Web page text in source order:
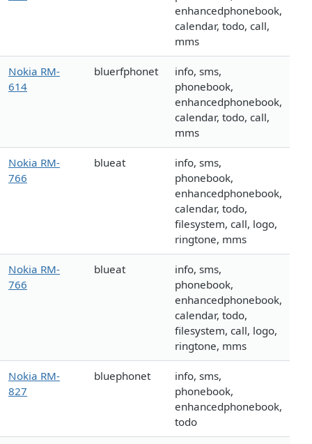
enhancedphonebook,
calendar, todo, call,
mms
Nokia RM-
614
bluerfphonet
info, sms,
phonebook,
enhancedphonebook,
calendar, todo, call,
mms
Nokia RM-
766
blueat
info, sms,
phonebook,
enhancedphonebook,
calendar, todo,
filesystem, call, logo,
ringtone, mms
Nokia RM-
766
blueat
info, sms,
phonebook,
enhancedphonebook,
calendar, todo,
filesystem, call, logo,
ringtone, mms
Nokia RM-
827
bluephonet
info, sms,
phonebook,
enhancedphonebook,
todo